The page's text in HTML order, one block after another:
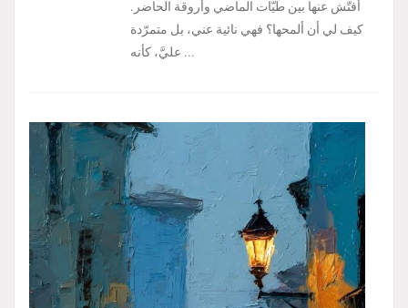
أفتّش عنها بين طيّات الماضي وأروقة الحاضر.
كيف لي أن ألمحها؟ فهي نائية عني، بل متمرّدة
عليَّ، كأنه ...